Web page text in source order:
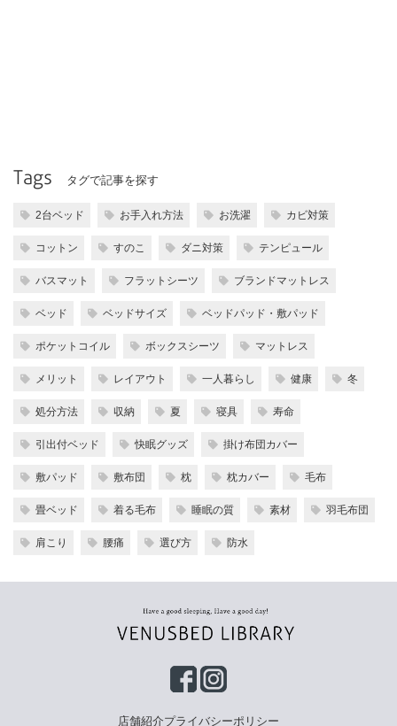
Tags タグで記事を探す
2台ベッド お手入れ方法 お洗濯 カビ対策
コットン すのこ ダニ対策 テンピュール
バスマット フラットシーツ ブランドマットレス
ベッド ベッドサイズ ベッドパッド・敷パッド
ポケットコイル ボックスシーツ マットレス
メリット レイアウト 一人暮らし 健康 冬
処分方法 収納 夏 寝具 寿命
引出付ベッド 快眠グッズ 掛け布団カバー
敷パッド 敷布団 枕 枕カバー 毛布
畳ベッド 着る毛布 睡眠の質 素材 羽毛布団
肩こり 腰痛 選び方 防水
店舗紹介プライバシーポリシー